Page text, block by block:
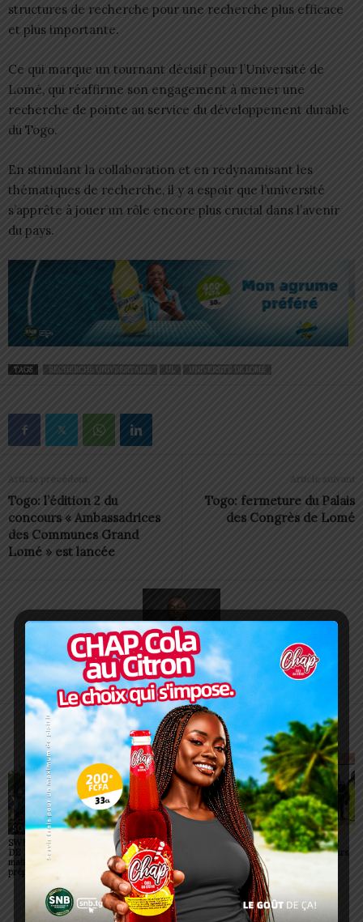
structures de recherche pour une recherche plus efficace
et plus importante.
Ce qui marque un tournant décisif pour l’Université de
Lomé, qui réaffirme son engagement à mener une
recherche de pointe au service du développement durable
du Togo.
En stimulant la collaboration et en redynamisant les
thématiques de recherche, il y a espoir que l’université
s’apprête à jouer un rôle encore plus crucial dans l’avenir
du pays.
TAGS RECHERCHE UNIVERSITAIRE UL UNIVERSITÉ DE LOMÉ
Article précédent
Togo: l’édition 2 du
concours « Ambassadrices
des Communes Grand
Lomé » est lancée
Article suivant
Togo: fermeture du Palais
des Congrès de Lomé
Charbel SOSSOUVI
ARTICLES CONNEXES PLUS DE L'AUTEUR
SOCIÉTÉ
SWEDD+ Togo / ECOLE
DE LA CHANCE : les
maitres-artisans se
préparent à transmettre
SOCIÉTÉ
Glory Night 2026: Sonnie
Badu fait chanter des
milliers de personnes à
Lomé
SOCIÉTÉ
Vogan : AGRI-ESPOIR
récompense les meilleurs
talents